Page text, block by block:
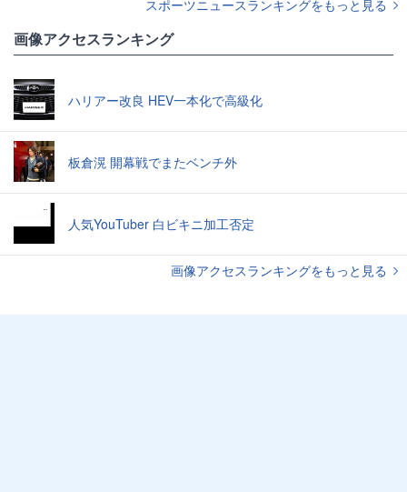
スポーツニュースランキングをもっと見る
画像アクセスランキング
ハリアー改良 HEV一本化で高級化
板倉滉 開幕戦でまたベンチ外
人気YouTuber 白ビキニ加工否定
画像アクセスランキングをもっと見る